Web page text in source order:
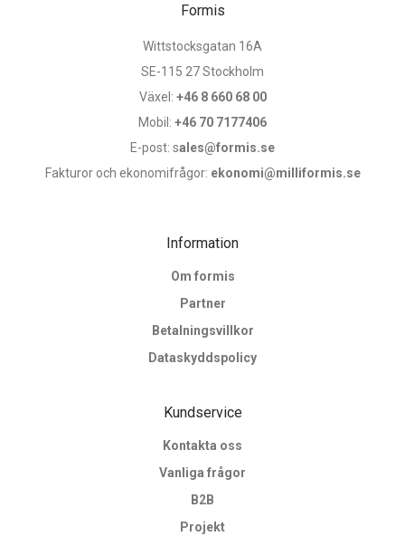
Formis
Wittstocksgatan 16A
SE-115 27 Stockholm
Växel: +46 8 660 68 00
Mobil: +46 70 7177406
E-post: sales@formis.se
Fakturor och ekonomifrågor: ekonomi@milliformis.se
Information
Om formis
Partner
Betalningsvillkor
Dataskyddspolicy
Kundservice
Kontakta oss
Vanliga frågor
B2B
Projekt